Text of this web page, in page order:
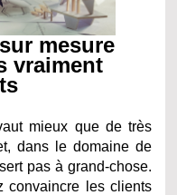
mesure
vraiment
mieux que de très
dans le domaine de
pas à grand-chose.
convaincre les clients